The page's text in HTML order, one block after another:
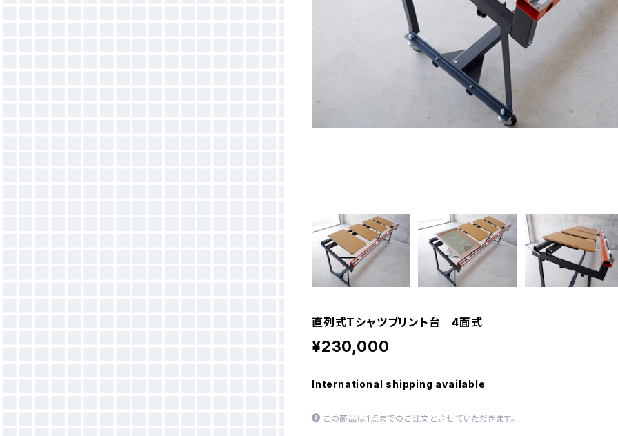
直列式Tシャツプリント台 4面式
¥230,000
International shipping available
この商品は1点までのご注文とさせていただきます。